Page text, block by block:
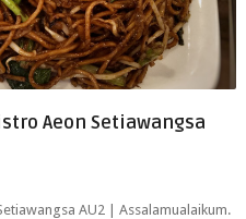
Aeon Setiawangsa
AU2 | Assalamualaikum.